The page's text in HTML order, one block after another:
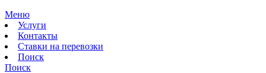
Меню
Услуги
Контакты
Ставки на перевозки
Поиск
Поиск